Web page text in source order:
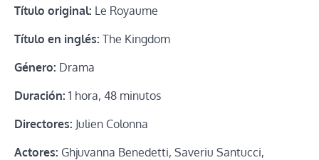
Título original: Le Royaume
Título en inglés: The Kingdom
Género: Drama
Duración: 1 hora, 48 minutos
Directores: Julien Colonna
Actores: Ghjuvanna Benedetti, Saveriu Santucci,